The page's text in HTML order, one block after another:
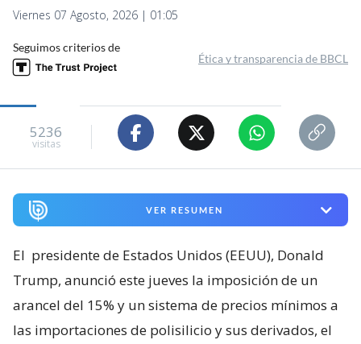
Viernes 07 Agosto, 2026 | 01:05
Seguimos criterios de
Ética y transparencia de BBCL
5236
visitas
VER RESUMEN
El presidente de Estados Unidos (EEUU), Donald
Trump, anunció este jueves la imposición de un
arancel del 15% y un sistema de precios mínimos a
las importaciones de polisilicio y sus derivados, el